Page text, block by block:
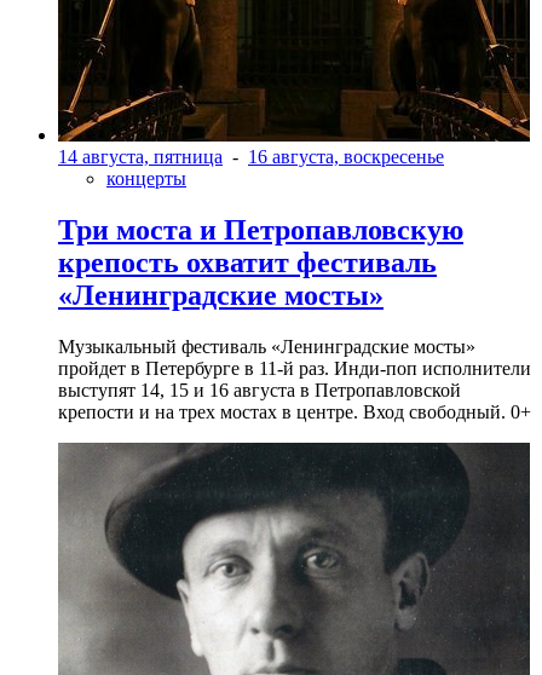
14 августа, пятница - 16 августа, воскресенье
концерты
Три моста и Петропавловскую
крепость охватит фестиваль
«Ленинградские мосты»
Музыкальный фестиваль «Ленинградские мосты»
пройдет в Петербурге в 11-й раз. Инди-поп исполнители
выступят 14, 15 и 16 августа в Петропавловской
крепости и на трех мостах в центре. Вход свободный. 0+